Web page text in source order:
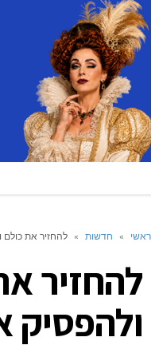
ראשי » חדשות » להחזיר את
להחזיר